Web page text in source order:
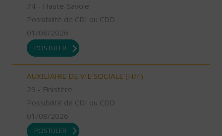
74 - Haute-Savoie
Possibilité de CDI ou CDD
01/08/2026
POSTULER
AUXILIAIRE DE VIE SOCIALE (H/F)
29 - Finistère
Possibilité de CDI ou CDD
01/08/2026
POSTULER